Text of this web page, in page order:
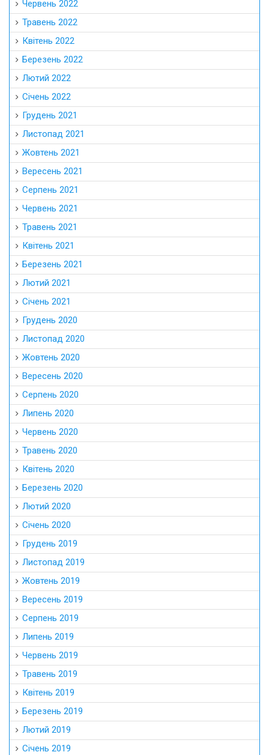
Червень 2022
Травень 2022
Квітень 2022
Березень 2022
Лютий 2022
Січень 2022
Грудень 2021
Листопад 2021
Жовтень 2021
Вересень 2021
Серпень 2021
Червень 2021
Травень 2021
Квітень 2021
Березень 2021
Лютий 2021
Січень 2021
Грудень 2020
Листопад 2020
Жовтень 2020
Вересень 2020
Серпень 2020
Липень 2020
Червень 2020
Травень 2020
Квітень 2020
Березень 2020
Лютий 2020
Січень 2020
Грудень 2019
Листопад 2019
Жовтень 2019
Вересень 2019
Серпень 2019
Липень 2019
Червень 2019
Травень 2019
Квітень 2019
Березень 2019
Лютий 2019
Січень 2019